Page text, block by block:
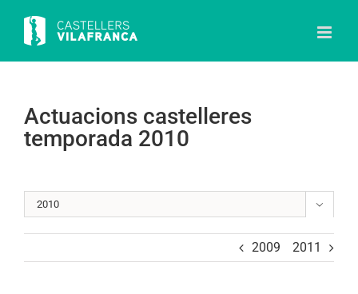
content
Actuacions castelleres
temporada 2010

2009 2011